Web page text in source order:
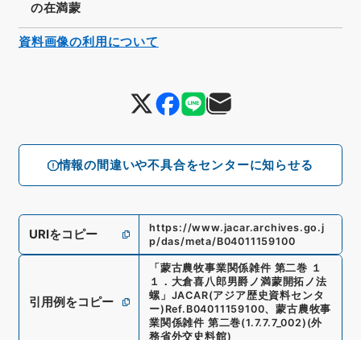
情報の間違いや不具合をセンターに知らせる
の在満蒙
URIをコピー
https://www.jacar.archives.go.j
p/das/meta/B04011159100
引用例をコピー
「 蒙古農牧事業関係雑件 第二巻 １
１．大倉喜八郎男爵ノ満蒙開拓ノ法
螺 」 JACAR(アジア歴史資料センタ
ー) Ref. B04011159100、蒙古農牧事
業関係雑件 第二巻(1.7.7.7_002) (外
務省外交史料館)
資料画像の利用について